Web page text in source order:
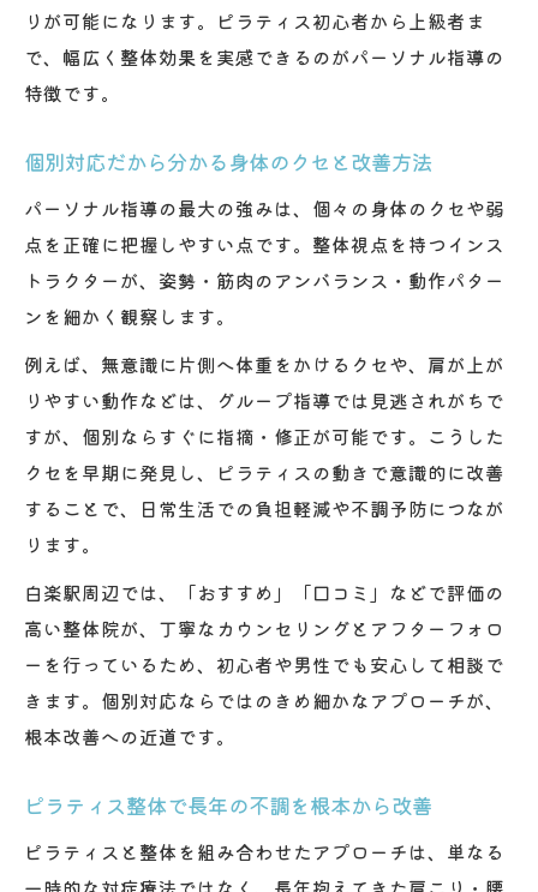
りが可能になります。ピラティス初心者から上級者ま
で、幅広く整体効果を実感できるのがパーソナル指導の
特徴です。
個別対応だから分かる身体のクセと改善方法
パーソナル指導の最大の強みは、個々の身体のクセや弱
点を正確に把握しやすい点です。整体視点を持つインス
トラクターが、姿勢・筋肉のアンバランス・動作パター
ンを細かく観察します。
例えば、無意識に片側へ体重をかけるクセや、肩が上が
りやすい動作などは、グループ指導では見逃されがちで
すが、個別ならすぐに指摘・修正が可能です。こうした
クセを早期に発見し、ピラティスの動きで意識的に改善
することで、日常生活での負担軽減や不調予防につなが
ります。
白楽駅周辺では、「おすすめ」「口コミ」などで評価の
高い整体院が、丁寧なカウンセリングとアフターフォロ
ーを行っているため、初心者や男性でも安心して相談で
きます。個別対応ならではのきめ細かなアプローチが、
根本改善への近道です。
ピラティス整体で長年の不調を根本から改善
ピラティスと整体を組み合わせたアプローチは、単なる